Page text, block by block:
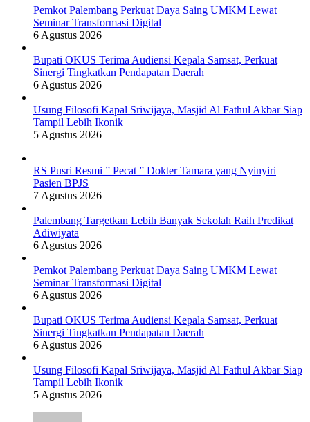
Pemkot Palembang Perkuat Daya Saing UMKM Lewat
Seminar Transformasi Digital
6 Agustus 2026
Bupati OKUS Terima Audiensi Kepala Samsat, Perkuat
Sinergi Tingkatkan Pendapatan Daerah
6 Agustus 2026
Usung Filosofi Kapal Sriwijaya, Masjid Al Fathul Akbar Siap
Tampil Lebih Ikonik
5 Agustus 2026
RS Pusri Resmi ” Pecat ” Dokter Tamara yang Nyinyiri
Pasien BPJS
7 Agustus 2026
Palembang Targetkan Lebih Banyak Sekolah Raih Predikat
Adiwiyata
6 Agustus 2026
Pemkot Palembang Perkuat Daya Saing UMKM Lewat
Seminar Transformasi Digital
6 Agustus 2026
Bupati OKUS Terima Audiensi Kepala Samsat, Perkuat
Sinergi Tingkatkan Pendapatan Daerah
6 Agustus 2026
Usung Filosofi Kapal Sriwijaya, Masjid Al Fathul Akbar Siap
Tampil Lebih Ikonik
5 Agustus 2026